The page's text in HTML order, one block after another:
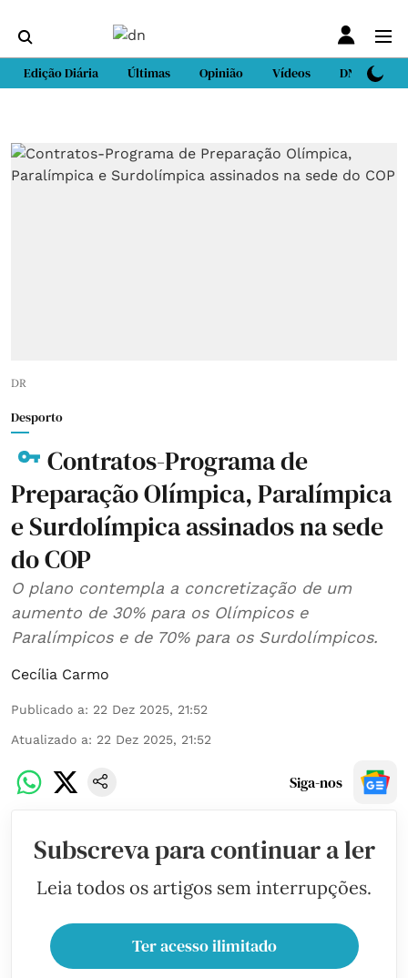
Edição Diária Últimas Opinião Vídeos DN Sport
DR
Desporto
Contratos-Programa de
Preparação Olímpica, Paralímpica
e Surdolímpica assinados na sede
do COP
O plano contempla a concretização de um
aumento de 30% para os Olímpicos e
Paralímpicos e de 70% para os Surdolímpicos.
Cecília Carmo
Publicado a: 22 Dez 2025, 21:52
Atualizado a: 22 Dez 2025, 21:52
Siga-nos
Subscreva para continuar a ler
Leia todos os artigos sem interrupções.
Ter acesso ilimitado